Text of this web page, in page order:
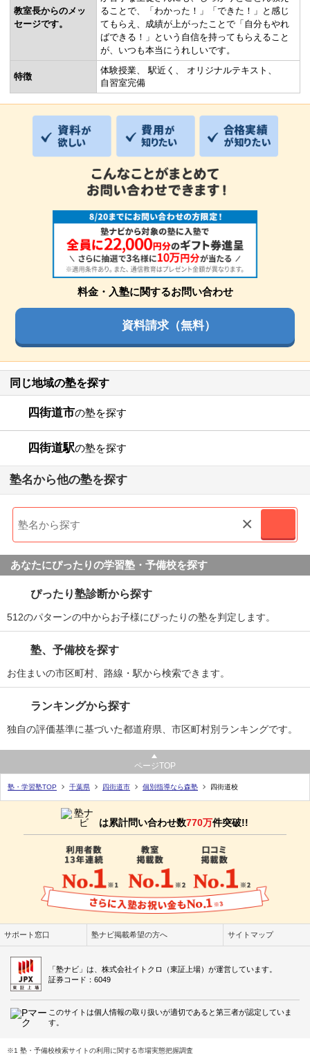
教室長からのメッ
セージです。
ることで、「わかった！」「できた！」と感じ
てもらえ、成績が上がったことで「自分もやれ
ばできる！」という自信を持ってもらえること
が、いつも本当にうれしいです。
特徴
体験授業 駅近く
オリジナルテキスト
自習室完備
料金・入塾に関するお問い合わせ
資料請求（無料）
同じ地域の塾を探す
四街道市の塾を探す
四街道駅の塾を探す
塾名から他の塾を探す
×
あなたにぴったりの学習塾・予備校を探す
ぴったり塾診断から探す
512のパターンの中からお子様にぴったりの塾を判定します。
塾、予備校を探す
お住まいの市区町村、路線・駅から検索できます。
ランキングから探す
独自の評価基準に基づいた都道府県、市区町村別ランキングです。
ページTOP
塾・学習塾TOP 千葉県 四街道市 個別指導なら森塾 四街道校
は累計問い合わせ数770万件突破!!
サポート窓口 塾ナビ掲載希望の方へ サイトマップ
「塾ナビ」は、株式会社イトクロ（東証上場）が運営しています。
証券コード：6049
このサイトは個人情報の取り扱いが適切であると第三者が認定していま
す。
※1 塾・予備校検索サイトの利用に関する市場実態把握調査